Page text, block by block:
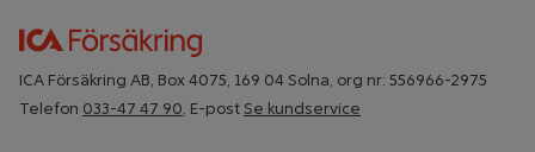
ICA Försäkring AB, Box 4075, 169 04 Solna, org nr: 556966-2975
Telefon 033-47 47 90, E-post Se kundservice